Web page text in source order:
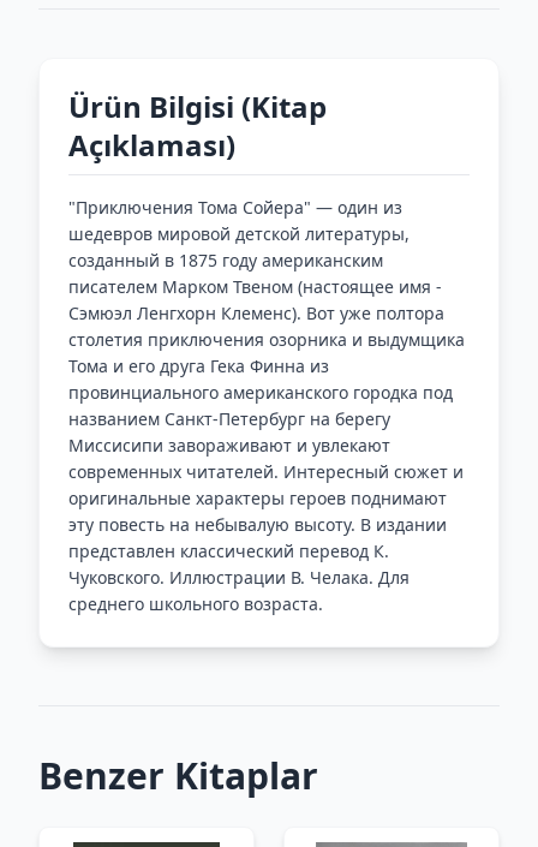
Ürün Bilgisi (Kitap
Açıklaması)
"Приключения Тома Сойера" — один из
шедевров мировой детской литературы,
созданный в 1875 году американским
писателем Марком Твеном (настоящее имя -
Сэмюэл Ленгхорн Клеменс). Вот уже полтора
столетия приключения озорника и выдумщика
Тома и его друга Гека Финна из
провинциального американского городка под
названием Санкт-Петербург на берегу
Миссисипи завораживают и увлекают
современных читателей. Интересный сюжет и
оригинальные характеры героев поднимают
эту повесть на небывалую высоту. В издании
представлен классический перевод К.
Чуковского. Иллюстрации В. Челака. Для
среднего школьного возраста.
Benzer Kitaplar